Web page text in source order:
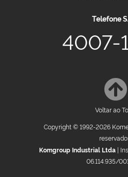
Telefone
4007-
Voltar ao
Copyright © 1992-2026
Komgroup Industrial Ltda |
06.114.935/